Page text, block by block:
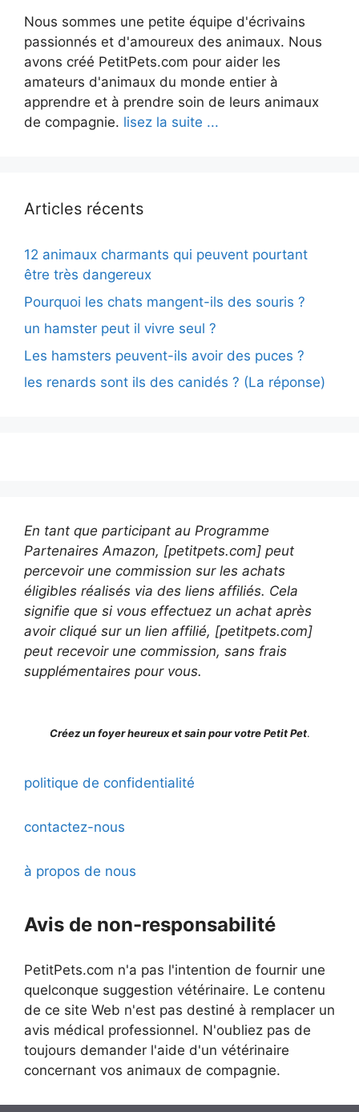
Nous sommes une petite équipe d'écrivains
passionnés et d'amoureux des animaux. Nous
avons créé PetitPets.com pour aider les
amateurs d'animaux du monde entier à
apprendre et à prendre soin de leurs animaux
de compagnie. lisez la suite ...
Articles récents
12 animaux charmants qui peuvent pourtant
être très dangereux
Pourquoi les chats mangent-ils des souris ?
un hamster peut il vivre seul ?
Les hamsters peuvent-ils avoir des puces ?
les renards sont ils des canidés ? (La réponse)
En tant que participant au Programme
Partenaires Amazon, [petitpets.com] peut
percevoir une commission sur les achats
éligibles réalisés via des liens affiliés. Cela
signifie que si vous effectuez un achat après
avoir cliqué sur un lien affilié, [petitpets.com]
peut recevoir une commission, sans frais
supplémentaires pour vous.
Créez un foyer heureux et sain pour votre Petit Pet.
politique de confidentialité
contactez-nous
à propos de nous
Avis de non-responsabilité
PetitPets.com n'a pas l'intention de fournir une
quelconque suggestion vétérinaire. Le contenu
de ce site Web n'est pas destiné à remplacer un
avis médical professionnel. N'oubliez pas de
toujours demander l'aide d'un vétérinaire
concernant vos animaux de compagnie.